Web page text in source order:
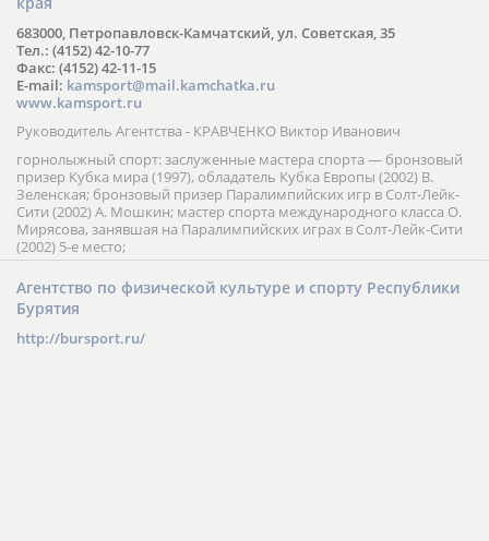
683000, Петропавловск-Камчатский, ул. Советская, 35
Тел.: (4152) 42-10-77
Факс: (4152) 42-11-15
E-mail: kamsport@mail.kamchatka.ru
www.kamsport.ru
Руководитель Агентства - КРАВЧЕНКО Виктор Иванович
горнолыжный спорт: заслуженные мастера спорта — бронзовый
призер Кубка мира (1997), обладатель Кубка Европы (2002) В.
Зеленская; бронзовый призер Паралимпийских игр в Солт-Лейк-
Сити (2002) А. Мошкин; мастер спорта международного класса О.
Мирясова, занявшая на Паралимпийских играх в Солт-Лейк-Сити
(2002) 5-е место;
Агентство по физической культуре и спорту Республики
Бурятия
http://bursport.ru/